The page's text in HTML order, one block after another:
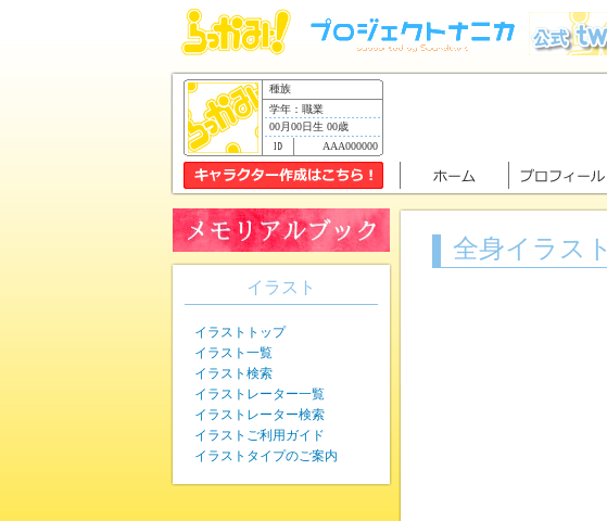
種族
学年：職業
00月00日生 00歳
AAA000000
全身イラスト
イラスト
イラストトップ
イラスト一覧
イラスト検索
イラストレーター一覧
イラストレーター検索
イラストご利用ガイド
イラストタイプのご案内